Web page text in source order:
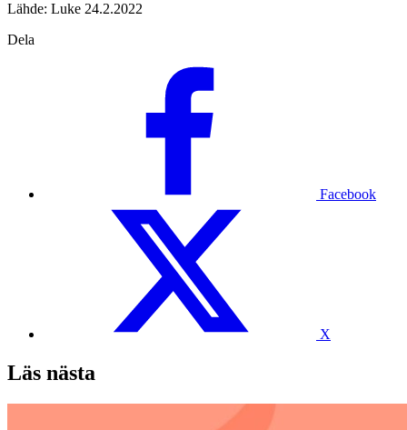
Lähde: Luke 24.2.2022
Dela
Facebook
X
Läs nästa